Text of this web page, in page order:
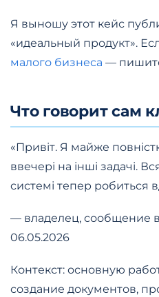
Я выношу этот кейс
«идеальный продукт».
малого бизнеса —
Что говорит сам
«Привіт. Я майже
ввечері на інші задачі.
системі тепер робиться
— владелец, сообщение в
06.05.2026
Контекст: основную
создание документов,